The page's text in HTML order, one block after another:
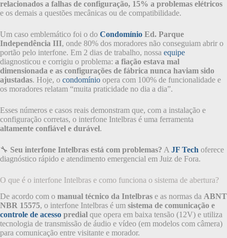
relacionados a falhas de configuração, 15% a problemas elétricos
e os demais a questões mecânicas ou de compatibilidade.
Um caso emblemático foi o do Condomínio Ed. Parque
Independência III, onde 80% dos moradores não conseguiam abrir o
portão pelo interfone. Em 2 dias de trabalho, nossa equipe
diagnosticou e corrigiu o problema: a fiação estava mal
dimensionada e as configurações de fábrica nunca haviam sido
ajustadas. Hoje, o condomínio opera com 100% de funcionalidade e
os moradores relatam “muita praticidade no dia a dia”.
Esses números e casos reais demonstram que, com a instalação e
configuração corretas, o interfone Intelbras é uma ferramenta
altamente confiável e durável.
🔧 Seu interfone Intelbras está com problemas? A JF Tech oferece
diagnóstico rápido e atendimento emergencial em Juiz de Fora.
O que é o interfone Intelbras e como funciona o sistema de abertura?
De acordo com o manual técnico da Intelbras e as normas da ABNT
NBR 15575, o interfone Intelbras é um sistema de comunicação e
controle de acesso predial que opera em baixa tensão (12V) e utiliza
tecnologia de transmissão de áudio e vídeo (em modelos com câmera)
para comunicação entre visitante e morador.